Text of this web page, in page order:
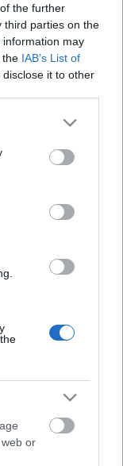
the further
third parties on the
information may
the IAB’s List of
it to other
or more Google
You may click to
party tags to
in below Google
or
zajló EDA
ma egy
települt
gyakorló